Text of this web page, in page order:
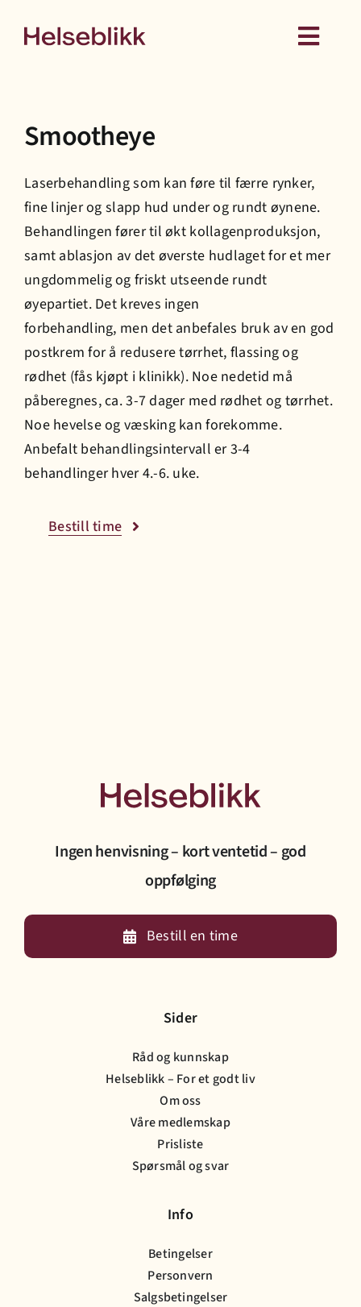
Medlemskap
Hud
Helseattester
Om oss
Prisliste
Jobb hos oss
Smootheye
Laserbehandling som kan føre til færre rynker,
fine linjer og slapp hud under og rundt øynene.
Behandlingen fører til økt kollagenproduksjon,
samt ablasjon av det øverste hudlaget for et mer
ungdommelig og friskt utseende rundt
øyepartiet. Det kreves ingen
forbehandling, men det anbefales bruk av en god
postkrem for å redusere tørrhet, flassing og
rødhet (fås kjøpt i klinikk). Noe nedetid må
påberegnes, ca. 3-7 dager med rødhet og tørrhet.
Noe hevelse og væsking kan forekomme.
Anbefalt behandlingsintervall er 3-4
behandlinger hver 4.-6. uke.
Bestill time
Ingen henvisning – kort ventetid – god
oppfølging
Bestill en time
Sider
Råd og kunnskap
Helseblikk – For et godt liv
Om oss
Våre medlemskap
Prisliste
Spørsmål og svar
Info
Betingelser
Personvern
Salgsbetingelser